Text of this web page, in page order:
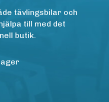
tävlingsbilar och
till med det
butik.